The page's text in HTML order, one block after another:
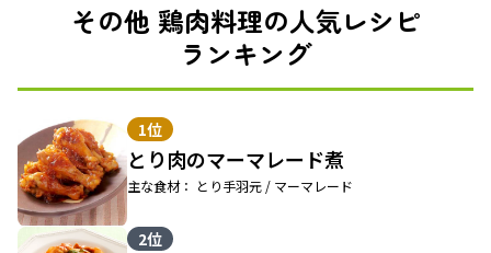
その他 鶏肉料理の人気レシピ
ランキング
1位
とり肉のマーマレード煮
主な食材： とり手羽元 / マーマレード
2位